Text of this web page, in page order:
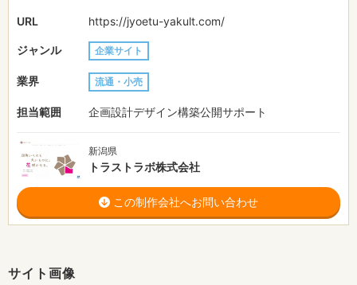
サイト画像
URL https://jyoetu-yakult.com/
ジャンル 企業サイト
業界 流通・小売
担当範囲 企画設計デザイン構築公開サポート
新潟県
トラストラボ株式会社
この制作会社へお問い合わせ